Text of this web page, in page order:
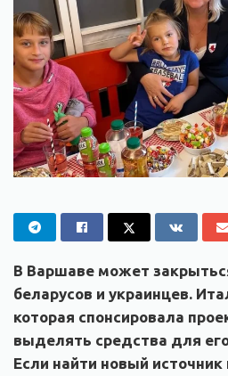
В Варшаве может
беларусов и украинцев.
которая спонсировала
выделять средства для
Если найти новый источник